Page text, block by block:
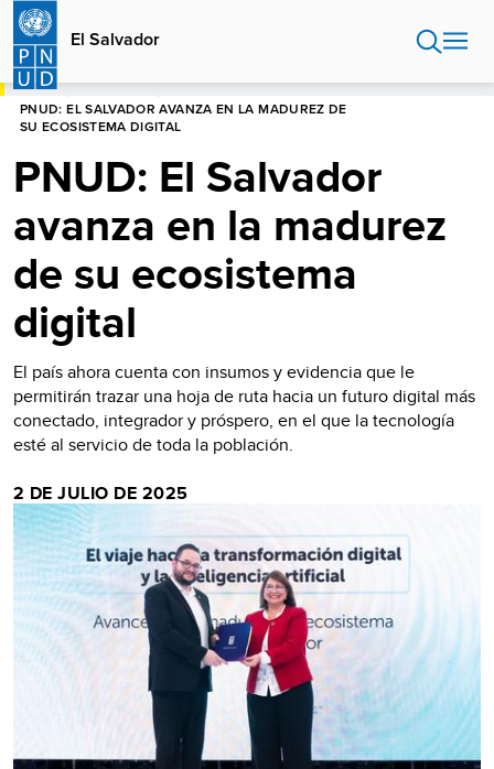
Pasar
contenido
principal
El Salvador
HOME
PNUD: EL SALVADOR AVANZA EN LA MADUREZ DE
SU ECOSISTEMA DIGITAL
PNUD: El Salvador
avanza en la madurez
de su ecosistema
digital
El país ahora cuenta con insumos y evidencia que le
permitirán trazar una hoja de ruta hacia un futuro digital más
conectado, integrador y próspero, en el que la tecnología
esté al servicio de toda la población.
2 DE JULIO DE 2025